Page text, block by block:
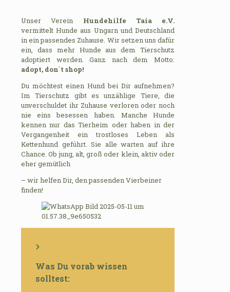
Unser Verein Hundehilfe Taia e.V.
vermittelt Hunde aus Ungarn und Deutschland
in ein passendes Zuhause. Wir setzen uns dafür
ein, dass mehr Hunde aus dem Tierschutz
adoptiert werden. Ganz nach dem Motto:
adopt, don´t shop!
Du möchtest einen Hund bei Dir aufnehmen?
Im Tierschutz gibt es unzählige Tiere, die
unverschuldet ihr Zuhause verloren oder noch
nie eins besessen haben. Manche Hunde
kennen nur das Tierheim oder haben in der
Vergangenheit ein trostloses Leben als
Kettenhund geführt. Sie alle warten auf ihre
Chance. Ob jung, alt, groß oder klein, aktiv oder
eher gemütlich
– wir helfen Dir, den passenden Vierbeiner
finden!
Was Du vorab wissen
solltest: